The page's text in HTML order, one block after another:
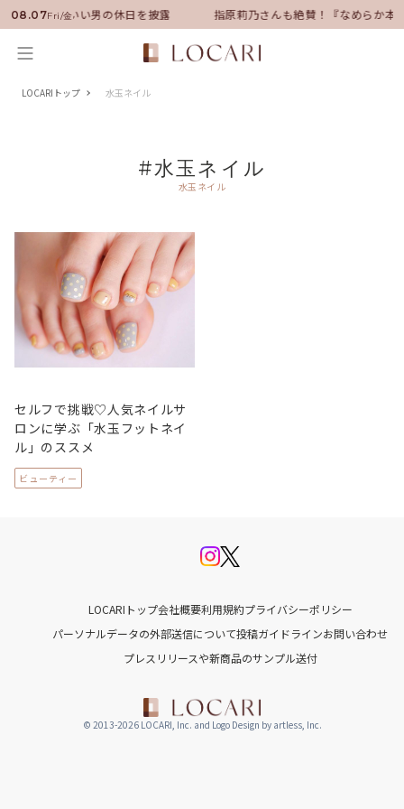
08.07Fri/金
ーに就任！いい男の休日を披露 指原莉乃さんも絶賛！『なめらか本
LOCARIトップ 水玉ネイル
#水玉ネイル
水玉ネイル
セルフで挑戦♡人気ネイルサ
ロンに学ぶ「水玉フットネイ
ル」のススメ
ビューティー
LOCARIトップ会社概要利用規約プライバシーポリシー
パーソナルデータの外部送信について投稿ガイドラインお問い合わせ
プレスリリースや新商品のサンプル送付
© 2013-2026 LOCARI, Inc. and Logo Design by artless, Inc.